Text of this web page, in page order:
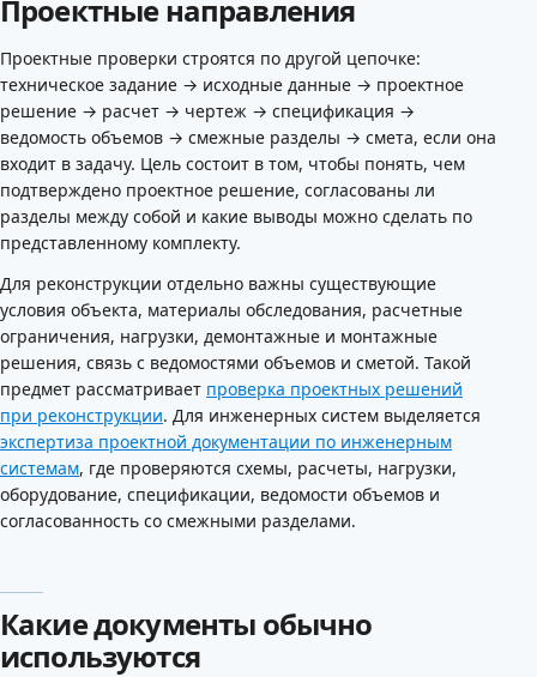
Проектные направления
Проектные проверки строятся по другой цепочке:
техническое задание → исходные данные → проектное
решение → расчет → чертеж → спецификация →
ведомость объемов → смежные разделы → смета, если она
входит в задачу. Цель состоит в том, чтобы понять, чем
подтверждено проектное решение, согласованы ли
разделы между собой и какие выводы можно сделать по
представленному комплекту.
Для реконструкции отдельно важны существующие
условия объекта, материалы обследования, расчетные
ограничения, нагрузки, демонтажные и монтажные
решения, связь с ведомостями объемов и сметой. Такой
предмет рассматривает проверка проектных решений
при реконструкции. Для инженерных систем выделяется
экспертиза проектной документации по инженерным
системам, где проверяются схемы, расчеты, нагрузки,
оборудование, спецификации, ведомости объемов и
согласованность со смежными разделами.
Какие документы обычно
используются